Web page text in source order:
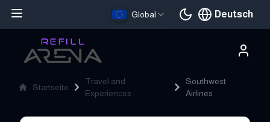
Global Deutsch
Aktuelle Sprache
Startseite
Travel and
Experiences
Southwest
Airlines